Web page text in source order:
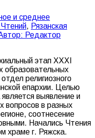
и среднее
, Рязанская
Редактор
этап ХХХI
образовательных
религиозного
епархии. Целью
выявление и
вопросов в разных
соотнесение
Начались Чтения
храме г. Ряжска.